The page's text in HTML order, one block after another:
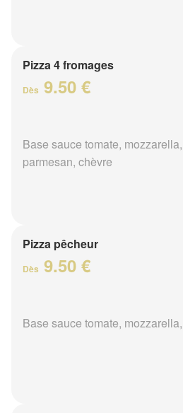
Pizza 4 fromages
Dès 9.50 €
Base sauce tomate,
parmesan, chèvre
Pizza pêcheur
Dès 9.50 €
Base sauce tomate,